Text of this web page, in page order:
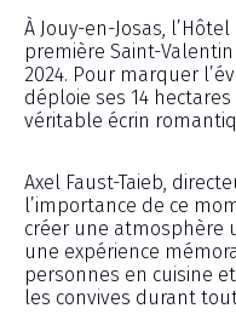
À Jouy-en-Josas,
première Saint-
2024. Pour marquer
déploie ses 14
véritable écrin
Axel Faust-Taieb,
l’importance de ce
créer une atmosphère
une expérience
personnes en cuisine
les convives durant